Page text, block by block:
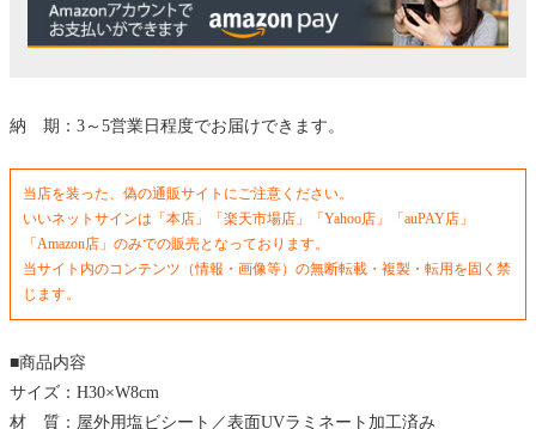
納 期：3～5営業日程度でお届けできます。
当店を装った、偽の通販サイトにご注意ください。
いいネットサインは「本店」「楽天市場店」「Yahoo店」「auPAY店」
「Amazon店」のみでの販売となっております。
当サイト内のコンテンツ（情報・画像等）の無断転載・複製・転用を固く禁
じます。
■商品内容
サイズ：H30×W8cm
材 質：屋外用塩ビシート／表面UVラミネート加工済み